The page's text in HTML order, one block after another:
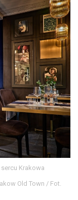
Krakowa
Old Town / Fot.